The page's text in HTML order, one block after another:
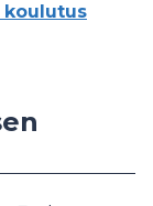
koulutus